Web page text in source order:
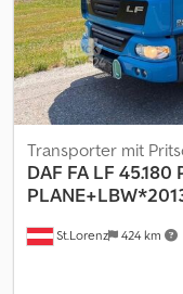
St.Lorenz 424 km
Transporter mit
DAF FA LF 45.180